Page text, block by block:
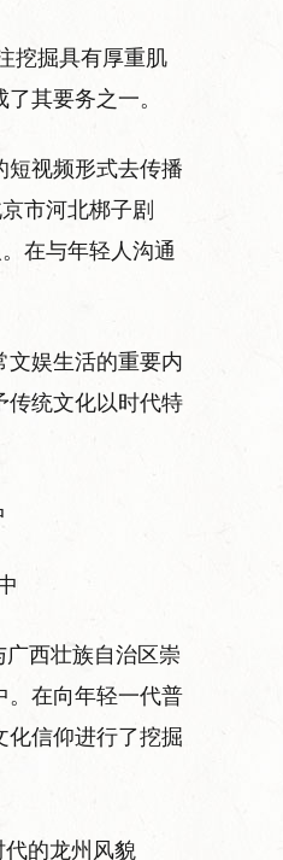
挖掘具有厚重肌
其要务之一。
短视频形式去传播
市河北梆子剧
在与年轻人沟通
文娱生活的重要内
传统文化以时代特
西壮族自治区崇
。在向年轻一代普
化信仰进行了挖掘